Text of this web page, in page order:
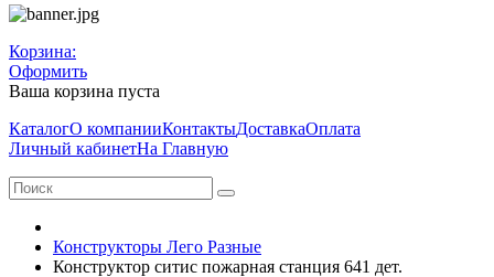
Корзина:
Оформить
Ваша корзина пуста
КаталогО компанииКонтактыДоставкаОплата
Личный кабинетНа Главную
Конструкторы Лего Разные
Конструктор ситис пожарная станция 641 дет.